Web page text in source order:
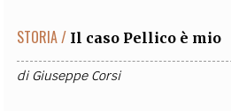
STORIA / Il caso Pellico è mio
diGiuseppe Corsi